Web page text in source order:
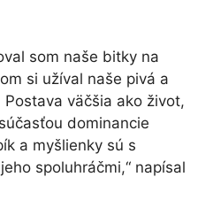
som naše bitky na
si užíval naše pivá a
väčšia ako život,
dominancie
a myšlienky sú s
spoluhráčmi,“ napísal